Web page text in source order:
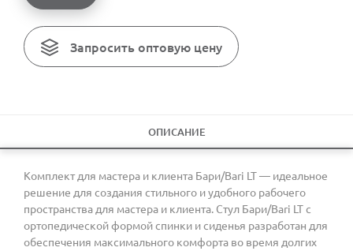
Запросить оптовую цену
ОПИСАНИЕ
Комплект для мастера и клиента Бари/Bari LT — идеальное
решение для создания стильного и удобного рабочего
пространства для мастера и клиента. Стул Бари/Bari LT с
ортопедической формой спинки и сиденья разработан для
обеспечения максимального комфорта во время долгих